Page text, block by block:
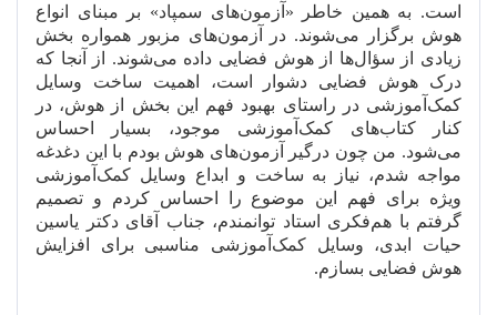
است. به همین خاطر «آزمونهای سمپاد» بر مبنای انواع
هوش برگزار میشوند. در آزمونهای مزبور همواره بخش
زیادی از سؤالها از هوش فضایی داده میشوند. از آنجا که
درک هوش فضایی دشوار است، اهمیت ساخت وسایل
کمک آموزشی در راستای بهبود فهم این بخش از هوش، در
کنار کتابهای کمک آموزشی موجود، بسیار احساس
میشود. من چون درگیر آزمونهای هوش بودم با این دغدغه
مواجه شدم، نیاز به ساخت و ابداع وسایل کمک آموزشی
ویژه برای فهم این موضوع را احساس کردم و تصمیم
گرفتم با همفکری استاد توانمندم، جناب آقای دکتر یاسین
حیات ابدی، وسایل کمک آموزشی مناسبی برای افزایش
هوش فضایی بسازم.